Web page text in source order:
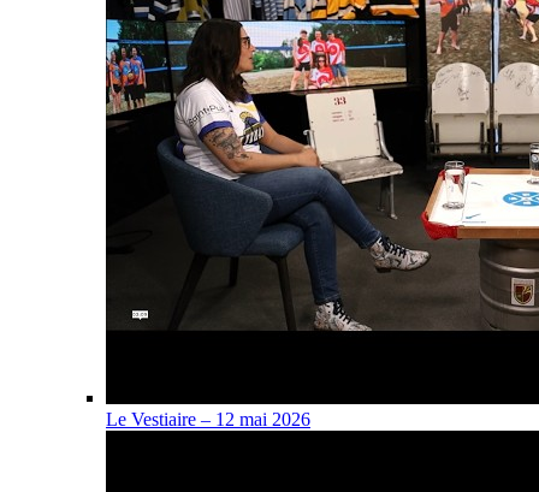
Le Vestiaire – 12 mai 2026